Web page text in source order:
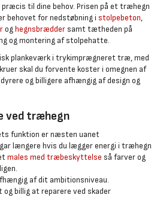
til dine behov. Prisen på et træhegn
behovet for nedstøbning i stolpebeton,
oghegnsbrædder samt tætheden på
og montering af stolpehatte.
plankeværk i trykimprægneret træ, med
skal du forvente koster i omegnen af
og billigere afhængig af design og
ved træhegn
funktion er næsten uanet
længere hvis du lægger energi i træhegn
males med træbeskyttelse så farver og
af dit ambitionsniveau.
billig at reparere ved skader